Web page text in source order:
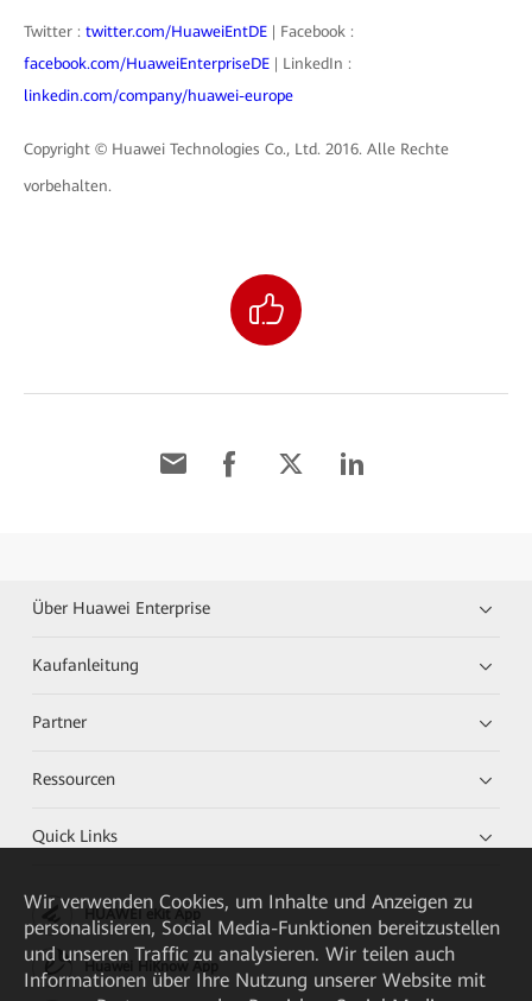
Twitter : twitter.com/HuaweiEntDE | Facebook :
facebook.com/HuaweiEnterpriseDE | LinkedIn :
linkedin.com/company/huawei-europe
Copyright © Huawei Technologies Co., Ltd. 2016. Alle Rechte
vorbehalten.
Über Huawei Enterprise
Kaufanleitung
Partner
Ressourcen
Quick Links
HUAWEI eKit App
Huawei HiKnow App
Wir verwenden Cookies, um Inhalte und Anzeigen zu
personalisieren, Social Media-Funktionen bereitzustellen
und unseren Traffic zu analysieren. Wir teilen auch
Informationen über Ihre Nutzung unserer Website mit